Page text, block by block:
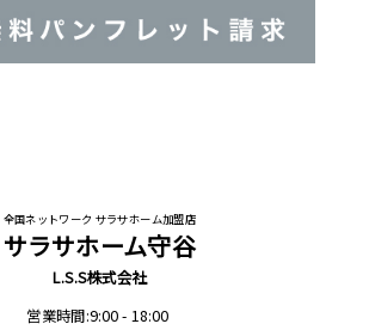
全国ネットワーク サラサホーム加盟店
サラサホーム守谷
L.S.S株式会社
営業時間:9:00 - 18:00